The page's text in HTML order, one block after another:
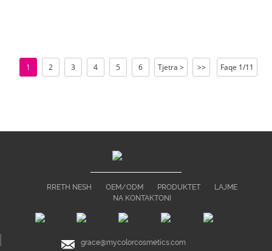
1 2 3 4 5 6 Tjetra > >> Faqe 1/11
RRETH NESH OEM/ODM PRODUKTET
LAJME
NA KONTAKTONI
grace@mycolorcosmetics.com